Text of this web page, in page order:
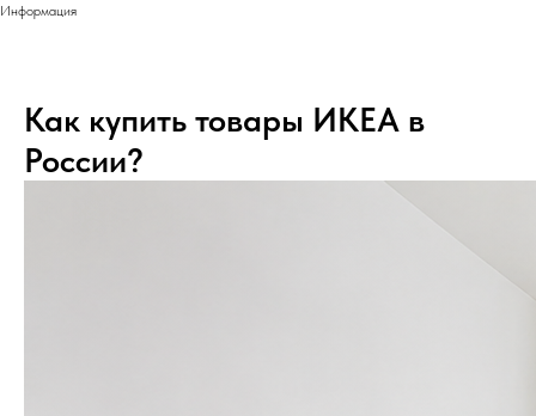
Информация
Как купить товары ИКЕА в
России?